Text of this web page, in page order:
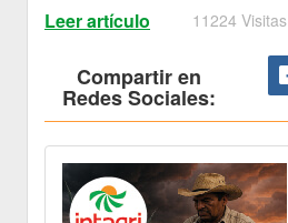
Leer artículo 11224 Visitas
Compartir en
Redes Sociales: